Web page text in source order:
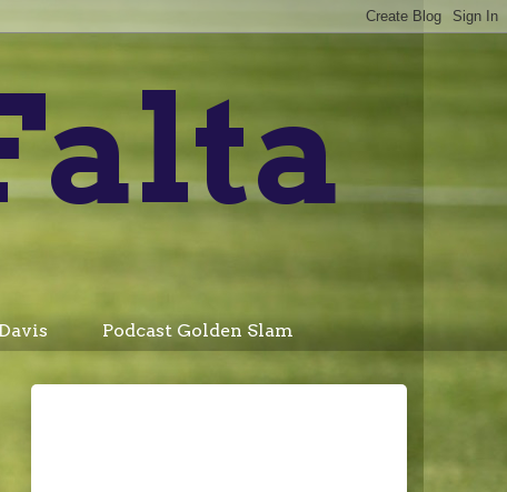
Podcast Golden Slam